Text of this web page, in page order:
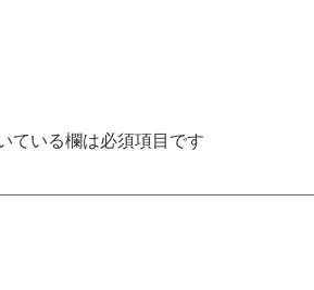
ている欄は必須項目です